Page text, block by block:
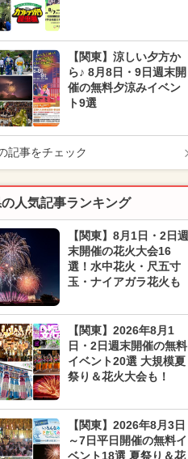
【関東】涼しい夕方か
ら♪ 8月8日・9日週末開
催の無料夕涼みイベン
ト9選
記事をチェック
人気記事ランキング
【関東】8月1日・2日週
末開催の花火大会16
選！水中花火・尺五寸
玉・ナイアガラ花火も
【関東】2026年8月1
日・2日週末開催の無料
イベント20選 大規模夏
祭り＆花火大会も！
【関東】2026年8月3日
～7日平日開催の無料イ
ベント18選 夏祭り＆花